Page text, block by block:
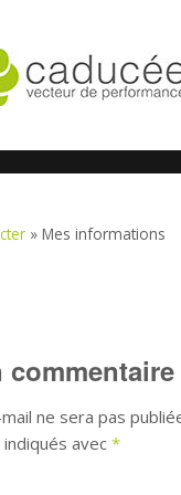
» Mes informations
commentaire
ne sera pas
avec *